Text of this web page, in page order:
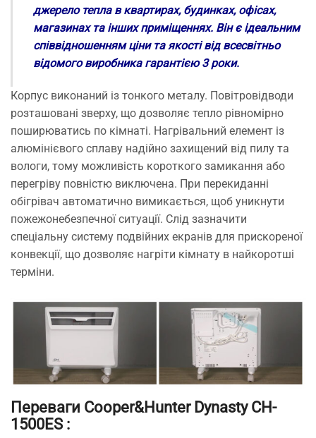
джерело тепла в квартирах, будинках, офісах,
магазинах та інших приміщеннях. Він є ідеальним
співвідношенням ціни та якості від всесвітньо
відомого виробника гарантією 3 роки.
Корпус виконаний із тонкого металу. Повітровідводи
розташовані зверху, що дозволяє тепло рівномірно
поширюватись по кімнаті. Нагрівальний елемент із
алюмінієвого сплаву надійно захищений від пилу та
вологи, тому можливість короткого замикання або
перегріву повністю виключена. При перекиданні
обігрівач автоматично вимикається, щоб уникнути
пожежонебезпечної ситуації. Слід зазначити
спеціальну систему подвійних екранів для прискореної
конвекції, що дозволяє нагріти кімнату в найкоротші
терміни.
Переваги Cooper&Hunter Dynasty CH-
1500ES: